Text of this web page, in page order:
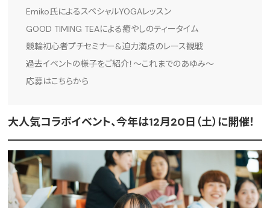
Emiko氏によるスペシャルYOGAレッスン
GOOD TIMING TEAによる癒やしのティータイム
競輪初心者プチセミナー&迫力満点のレース観戦
過去イベントの様子をご紹介！〜これまでのあゆみ〜
応募はこちらから
大人気コラボイベント、今年は12月20日（土）に開催！